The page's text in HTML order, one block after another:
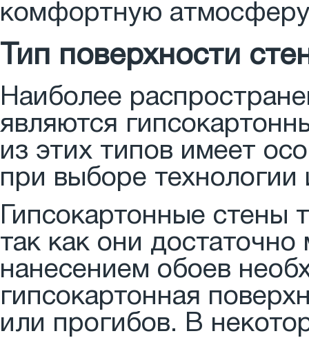
комфортную
Тип поверхности
Наиболее
являются
из этих типов имеет
при выборе технологии
Гипсокартонные стены
так как они
нанесением обоев
гипсокартонная
или прогибов. В